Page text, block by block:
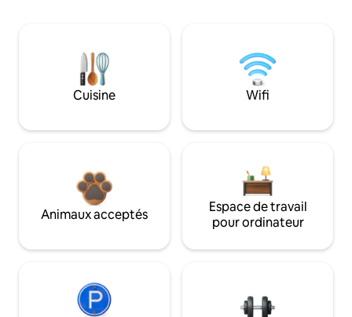
Cuisine Wifi
Animaux acceptés
Espace de travail
pour ordinateur